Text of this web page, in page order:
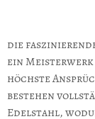
die
ein
höchste
bestehen
Edelstahl,